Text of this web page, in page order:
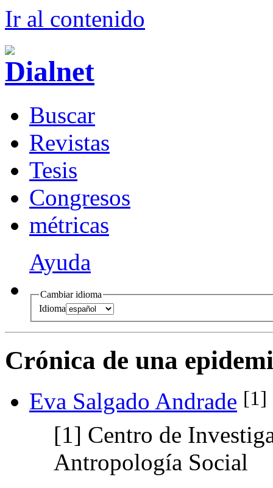
Ir al contenido
Buscar
Revistas
Tesis
Congresos
métricas
Ayuda
Cambiar idioma
Idioma
Crónica de una
Eva Salgado Andrade [1]
[1] Centro de
Antropología Social